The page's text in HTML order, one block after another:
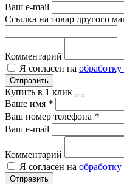
Ваш e-mail
Ссылка на товар другого
Комментарий
Я согласен на
Отправить
Купить в 1 клик
Ваше имя *
Ваш номер телефона *
Ваш e-mail
Комментарий
Я согласен на
Отправить